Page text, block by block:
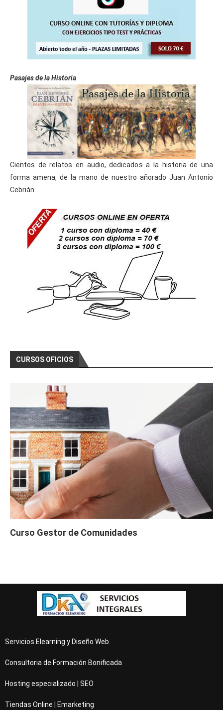
Pasajes de la Historia
Cientos de relatos en audio, dedicados a la historia de una
forma amena, de la mano de nuestro añorado Juan Antonio
Cebrián
CURSOS OFICIOS
Curso Gestor de Comunidades
Servicios Elearning y Diseño Web
Consultoria de Formación Bonificada
Hosting especializado | SEO
Tiendas Online | Emarketing